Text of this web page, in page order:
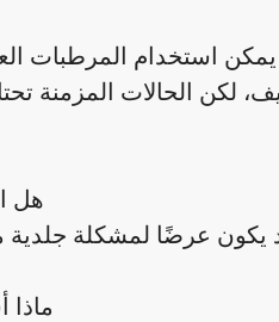
استخدام المرطبات
لكن الحالات المزمنة
هل